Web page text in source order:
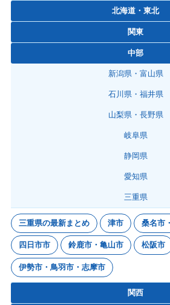
北海道・東北
関東
中部
新潟県・富山県
石川県・福井県
山梨県・長野県
岐阜県
静岡県
愛知県
三重県
三重県の最新まとめ 津市 桑名市
四日市市 鈴鹿市・亀山市 松阪市
伊勢市・鳥羽市・志摩市
関西